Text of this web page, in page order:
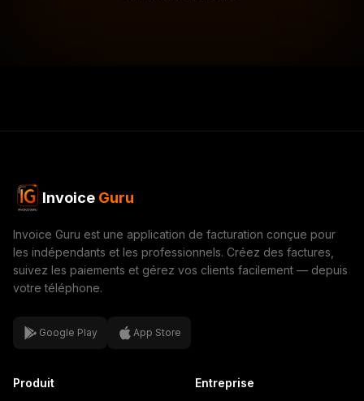
Invoice Guru
Invoice Guru est une application de facturation conçue pour
les indépendants et les professionnels. Créez des factures,
suivez les paiements et gérez vos clients facilement — depuis
votre téléphone.
Google Play App Store
Produit Entreprise